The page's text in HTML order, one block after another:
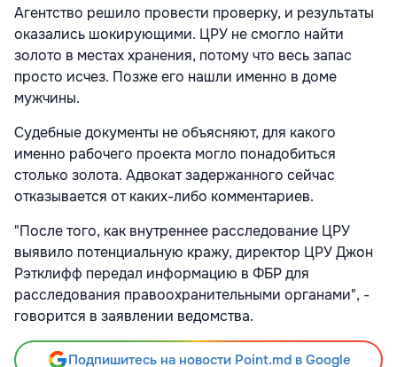
Агентство решило провести проверку, и результаты
оказались шокирующими. ЦРУ не смогло найти
золото в местах хранения, потому что весь запас
просто исчез. Позже его нашли именно в доме
мужчины.
Судебные документы не объясняют, для какого
именно рабочего проекта могло понадобиться
столько золота. Адвокат задержанного сейчас
отказывается от каких-либо комментариев.
"После того, как внутреннее расследование ЦРУ
выявило потенциальную кражу, директор ЦРУ Джон
Рэтклифф передал информацию в ФБР для
расследования правоохранительными органами", -
говорится в заявлении ведомства.
Подпишитесь на новости Point.md в Google